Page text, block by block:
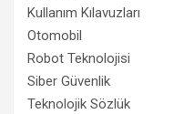
Kullanım Kılavuzları
Otomobil
Robot Teknolojisi
Siber Güvenlik
Teknolojik Sözlük